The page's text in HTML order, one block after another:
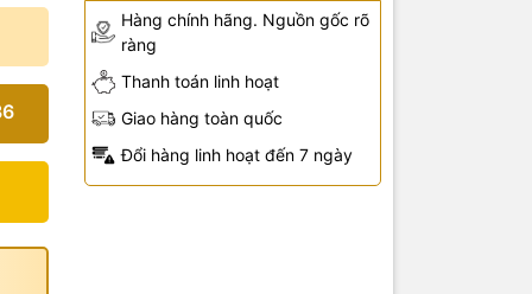
Hàng chính hãng. Nguồn gốc rõ
ràng
Thanh toán linh hoạt
Giao hàng toàn quốc
Đổi hàng linh hoạt đến 7 ngày